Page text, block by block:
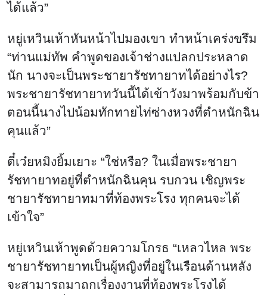
ได้แล้ว”
หยู่เหวินเห้าหันหน้าไปมองเขา ทำหน้าเคร่งขรึม
“ท่านแม่ทัพ คำพูดของเจ้าช่างแปลกประหลาด
นัก นางจะเป็นพระชายารัชทายาทได้อย่างไร?
พระชายารัชทายาทวันนี้ได้เข้าวังมาพร้อมกับข้า
ตอนนี้นางไปน้อมทักทายไท่ซ่างหวงที่ตำหนักฉิน
คุนแล้ว”
ตี๋เว๋ยหมิงยิ้มเยาะ “ใช่หรือ? ในเมื่อพระชายา
รัชทายาทอยู่ที่ตำหนักฉินคุน รบกวน เชิญพระ
ชายารัชทายาทมาที่ท้องพระโรง ทุกคนจะได้
เข้าใจ”
หยู่เหวินเห้าพูดด้วยความโกรธ “เหลวไหล พระ
ชายารัชทายาทเป็นผู้หญิงที่อยู่ในเรือนด้านหลัง
จะสามารถมาถกเรื่องงานที่ท้องพระโรงได้